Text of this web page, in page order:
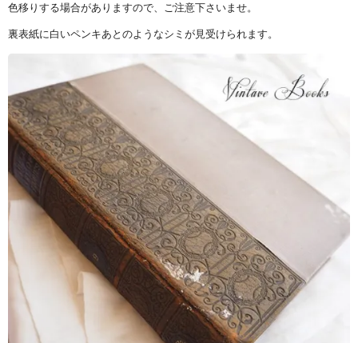
色移りする場合がありますので、ご注意下さいませ。
裏表紙に白いペンキあとのようなシミが見受けられます。